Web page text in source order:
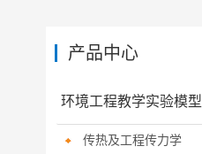
产品中心
环境工程教学实验模型
传热及工程传力学